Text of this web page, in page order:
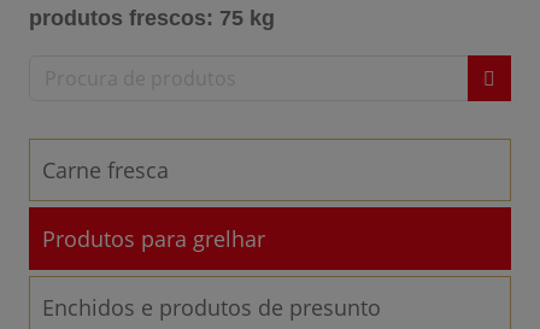
produtos frescos: 75 kg
Carne fresca
Produtos para grelhar
Enchidos e produtos de presunto